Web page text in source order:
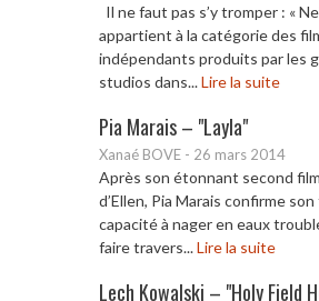
Il ne faut pas s’y tromper : «
appartient à la catégorie des
indépendants produits par les
studios dans...Lire la suite
Pia Marais – "Layla"
Xanaé BOVE - 26 mars 2014
Après son étonnant second film
d’Ellen, Pia Marais confirme
capacité à nager en eaux
faire travers...Lire la suite
Lech Kowalski – "Holy Field